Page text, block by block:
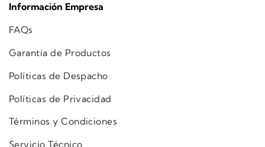
Información Empresa
FAQs
Garantía de Productos
Políticas de Despacho
Políticas de Privacidad
Términos y Condiciones
Servicio Técnico